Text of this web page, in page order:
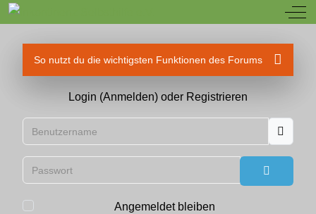
Off-
So nutzt du die wichtigsten Funktionen des Forums
Login (Anmelden) oder Registrieren
Benutzername
Passwort
Passwort
Angemeldet bleiben